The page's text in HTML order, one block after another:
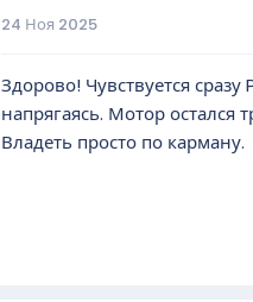
24 Ноя 2025
Здорово! Чувствуется
напрягаясь. Мотор
Владеть просто по карману.